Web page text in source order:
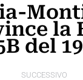
Postla
del
SUCCESSIVO